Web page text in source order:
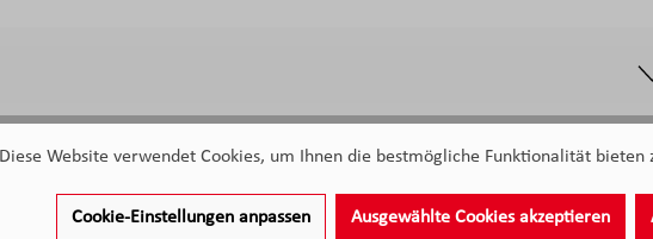
Diese Website verwendet Cookies, um Ihnen die bestmögliche Funktionalität bieten
Cookie-Einstellungen anpassen Ausgewählte Cookies akzeptieren